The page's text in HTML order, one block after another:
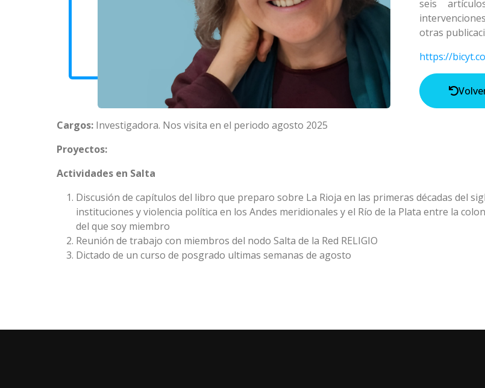
seis
otras
https://
Cargos: Investigadora. Nos visita en el periodo agosto 2025
Proyectos:
Actividades en Salta
Discusión de capítulos del libro que preparo sobre La Rioja en las primeras décadas del
instituciones y violencia política en los Andes meridionales y el Río de la Plata entre la
del que soy miembro
Reunión de trabajo con miembros del nodo Salta de la Red RELIGIO
Dictado de un curso de posgrado ultimas semanas de agosto